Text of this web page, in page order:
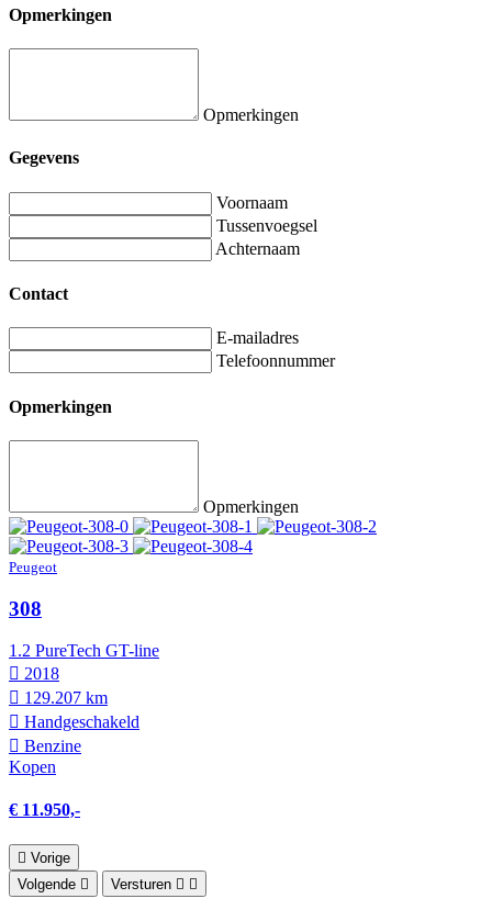
Opmerkingen
Opmerkingen
Gegevens
Voornaam
Tussenvoegsel
Achternaam
Contact
E-mailadres
Telefoonnummer
Opmerkingen
Opmerkingen
Peugeot
308
1.2 PureTech GT-line
2018
129.207 km
Hand­geschakeld
Benzine
Kopen
€ 11.950,-
Vorige
Volgende
Versturen